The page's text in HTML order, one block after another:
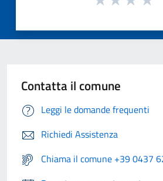
Contatta il comune
Leggi le domande frequenti
Richiedi Assistenza
Chiama il comune +39 0437